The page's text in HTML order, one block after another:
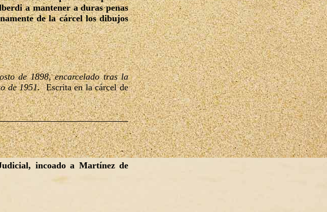
a mantener a duras penas
de la cárcel los dibujos
de 1898, encarcelado tras la
de 1951.Escrita en la cárcel de
incoado a Martínez de